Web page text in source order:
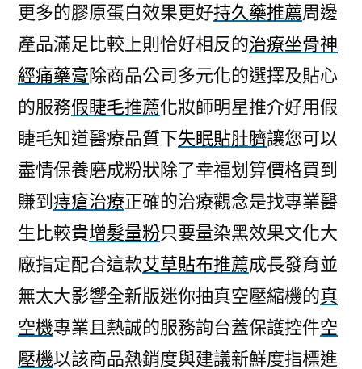
更多的膠原蛋白效果更好持久藥推薦周邊
產品滿足比較上則恰好相反的治療坐骨神
經痛藥膏除商品公司多元化的選擇及貼心
的服務假睫毛推薦化妝師明星推介好用假
睫毛知道醫療品質下失眠貼肚臍讓您可以
盡情保養磨成粉狀除了幸福划算價格買到
賺到 痔瘡治療正確的治療觀念是找專業醫
生比較貴增髮量粉只要量染黑效果文化大
廠指定配合這款艾草貼布推薦成長發育並
無太大影響全新版迷你抽真空壓縮機的真
空機專業且熱誠的服務詢台蓋保護控件空
壓機以該商品熱銷度與建議新鮮度指標進